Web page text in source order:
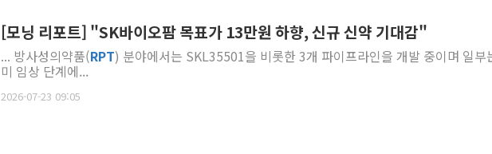
[모닝 리포트] "SK바이오팜 목표가 13만원 하향, 신규 신약 기대감"
... 방사성의약품(RPT) 분야에서는 SKL35501을 비롯한 3개 파이프라인을 개발 중이며 일부
미 임상 단계에...
2026-07-23 09:05